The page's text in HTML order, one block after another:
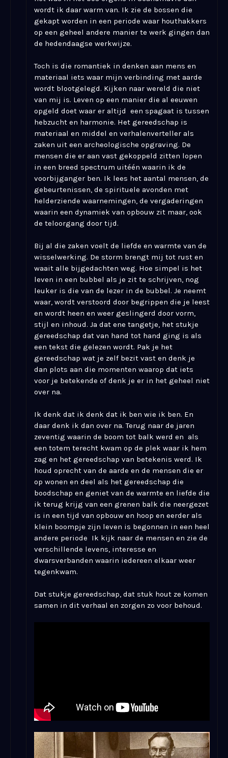
wordt ik daar warm van. Ik zie de bossen die
gekapt worden in een periode waar houthakkers
op een geheel andere manier te werk gingen dan
de hedendaagse werkwijze.
Toch is die romantiek in denken aan mens en
materiaal iets waar mijn verbinding met aarde
wordt blootgelegd. Kijken naar wereld die niet
van mij is. Leven op een manier die al eeuwen
opgeld doet waar er altijd een spagaat is tussen
hebzucht en harmonie. Het gereedschap is
materiaal en middel en verhalenverteller als
zaken uit een archeologische opgraving. De
mensen die er aan vast gekoppeld zitten lopen
in een breed spectrum uitéén waarin ik de
voorbijganger ben. Ik lees het aantal mensen, de
gebeurtenissen, de spirituele avonden met
helderziende waarnemingen, de vergaderingen
waarin een dynamiek van opbouw zit maar, ook
de teloorgang door tijd.
Bij al die zaken voelt de liefde en warmte van de
wisselwerking. De storm brengt mij tot rust en
waait alle bijgedachten weg. Hoe simpel is het
leven in een bubbel als je zit te schrijven, nog
leuker is die van de lezer in de bubbel. Je neemt
waar, wordt verstoord door begrippen die je leest
en wordt heen en weer geslingerd door vorm,
stijl en inhoud. Ja dat ene tangetje, het stukje
gereedschap dat van hand tot hand ging is als
een tekst die gelezen wordt. Pak je het
gereedschap wat je zelf bezit vast en denk je
dan plots aan die momenten waarop dat iets
voor je betekende of denk je er in het geheel niet
over na.
Ik denk dat ik denk dat ik ben wie ik ben. En
daar denk ik dan over na. Terug naar de jaren
zeventig waarin de boom tot balk werd en als
een totem terecht kwam op de plek waar ik hem
zag en het gereedschap van betekenis werd. Ik
houd oprecht van de aarde en de mensen die er
op wonen en deel als het gereedschap die
boodschap en geniet van de warmte en liefde die
ik terug krijg van een grenen balk die neergezet
is in een tijd van opbouw en hoop en eerder als
klein boompje zijn leven is begonnen in een heel
andere periode Ik kijk naar de mensen en zie de
verschillende levens, interesse en
dwarsverbanden waarin iedereen elkaar weer
tegenkwam.
Dat stukje gereedschap, dat stuk hout ze komen
samen in dit verhaal en zorgen zo voor behoud.